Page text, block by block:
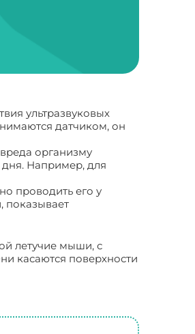
ультразвуковых
датчиком, он
организму
дня. Например, для
проводить его у
показывает
летучие мыши, с
касаются поверхности